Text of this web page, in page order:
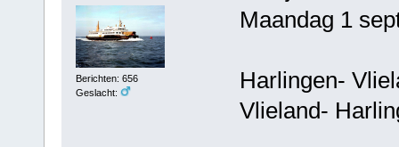
Berichten: 656
Geslacht:
Maandag 1
Harlingen-
Vlieland-